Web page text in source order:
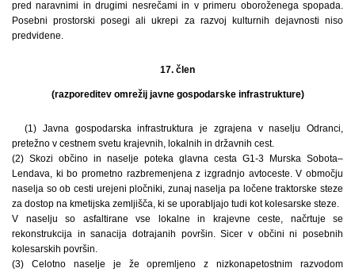
pred naravnimi in drugimi nesrečami in v primeru oboroženega spopada.
Posebni prostorski posegi ali ukrepi za razvoj kulturnih dejavnosti niso
predvidene.
17. člen
(razporeditev omrežij javne gospodarske infrastrukture)
(1) Javna gospodarska infrastruktura je zgrajena v naselju Odranci,
pretežno v cestnem svetu krajevnih, lokalnih in državnih cest.
(2) Skozi občino in naselje poteka glavna cesta G1-3 Murska Sobota–
Lendava, ki bo prometno razbremenjena z izgradnjo avtoceste. V območju
naselja so ob cesti urejeni pločniki, zunaj naselja pa ločene traktorske steze
za dostop na kmetijska zemljišča, ki se uporabljajo tudi kot kolesarske steze.
V naselju so asfaltirane vse lokalne in krajevne ceste, načrtuje se
rekonstrukcija in sanacija dotrajanih površin. Sicer v občini ni posebnih
kolesarskih površin.
(3) Celotno naselje je že opremljeno z nizkonapetostnim razvodom